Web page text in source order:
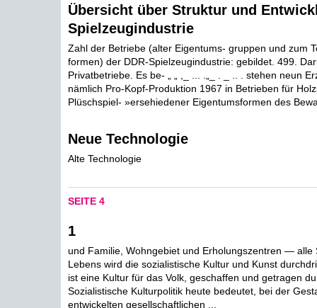
Übersicht über Struktur und
Spielzeugindustrie
Zahl der Betriebe (alter Eigentums- gruppen und zum
formen) der DDR-Spielzeugindustrie: gebildet. 499.
Privatbetriebe. Es be- „ „ ,_ ... .„_ . _ .. . stehen neun
nämlich Pro-Kopf-Produktion 1967 in Betrieben für
Plüschspiel- »ersehiedener Eigentumsformen des
Neue Technologie
Alte Technologie
SEITE 4
1
und Familie, Wohngebiet und Erholungszentren — alle
Lebens wird die sozialistische Kultur und Kunst
ist eine Kultur für das Volk, geschaffen und getragen
Sozialistische Kulturpolitik heute bedeutet, bei der
entwickelten gesellschaftlichen ...